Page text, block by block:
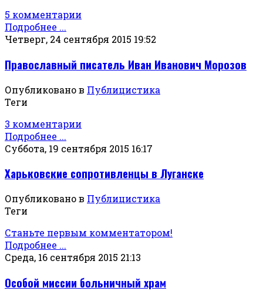
5 комментарии
Подробнее ...
Четверг, 24 сентября 2015 19:52
Православный писатель Иван Иванович Морозов
Опубликовано в Публицистика
Теги
3 комментарии
Подробнее ...
Суббота, 19 сентября 2015 16:17
Харьковские сопротивленцы в Луганске
Опубликовано в Публицистика
Теги
Станьте первым комментатором!
Подробнее ...
Среда, 16 сентября 2015 21:13
Особой миссии больничный храм